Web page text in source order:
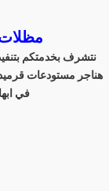
نتشرف بخدمتكم
هناجر مستودعات
في